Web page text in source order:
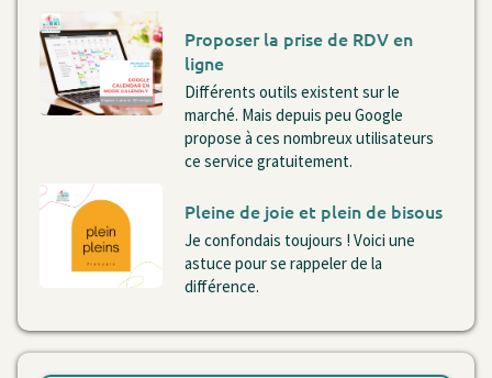
Proposer la prise de RDV en
ligne
Différents outils existent sur le
marché. Mais depuis peu Google
propose à ces nombreux utilisateurs
ce service gratuitement.
Pleine de joie et plein de bisous
Je confondais toujours ! Voici une
astuce pour se rappeler de la
différence.